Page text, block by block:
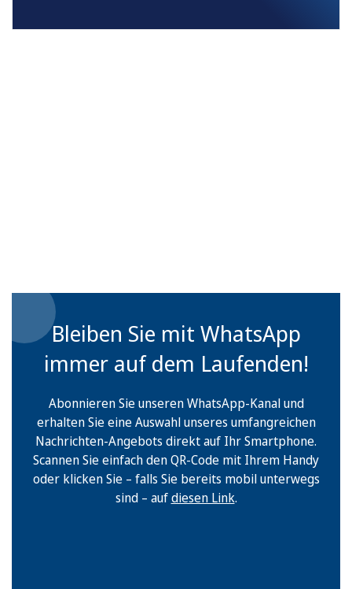
Bleiben Sie mit WhatsApp
immer auf dem Laufenden!
Abonnieren Sie unseren WhatsApp-Kanal und
erhalten Sie eine Auswahl unseres umfangreichen
Nachrichten-Angebots direkt auf Ihr Smartphone.
Scannen Sie einfach den QR-Code mit Ihrem Handy
oder klicken Sie – falls Sie bereits mobil unterwegs
sind – aufdiesen Link.